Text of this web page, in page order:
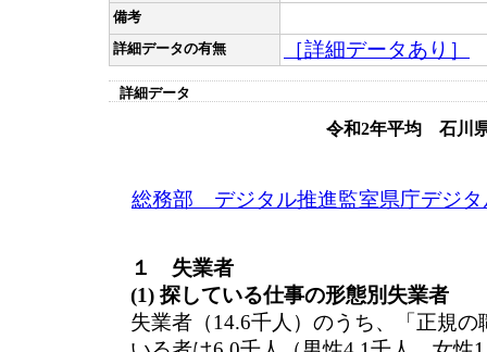
備考
詳細データの有無 ［詳細データあり］
詳細データ
令和2年平均 石川
総務部 デジタル推進監室県庁デジ
１ 失業者
(1) 探している仕事の形態別失業者
失業者（14.6千人）のうち、「正規